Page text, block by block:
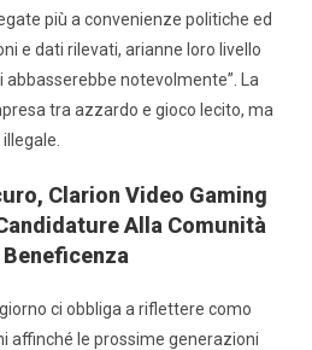
più a convenienze politiche ed
e dati rilevati, arianne loro livello
notevolmente”. La
tra azzardo e gioco lecito, ma
Clarion Video Gaming
Alla Comunità
Beneficenza
ci obbliga a riflettere como
affinché le prossime generazioni